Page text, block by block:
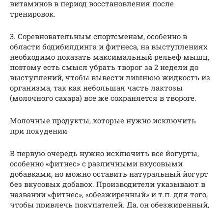
витаминов в период восстановления после
тренировок.
3. Соревновательным спортсменам, особенно в
области бодибилдинга и фитнеса, на выступлениях
необходимо показать максимальный рельеф мышц,
поэтому есть смысл убрать творог за 2 недели до
выступлений, чтобы вывести лишнюю жидкость из
организма, так как небольшая часть лактозы
(молочного сахара) все же сохраняется в твороге.
Молочные продукты, которые нужно исключить
при похудении
В первую очередь нужно исключить все йогурты,
особенно «фитнес» с различными вкусовыми
добавками, но можно оставить натуральный йогурт
без вкусовых добавок. Производители указывают в
названии «фитнес», «обезжиренный» и т.п. для того,
чтобы привлечь покупателей. Да, он обезжиренный,